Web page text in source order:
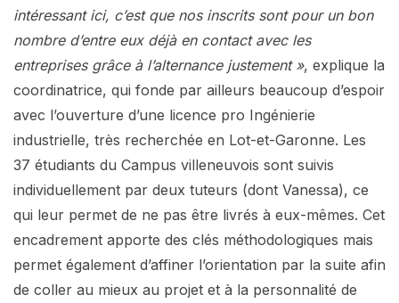
intéressant ici, c’est que nos inscrits sont pour un bon
nombre d’entre eux déjà en contact avec les
entreprises grâce à l’alternance justement », explique la
coordinatrice, qui fonde par ailleurs beaucoup d’espoir
avec l’ouverture d’une licence pro Ingénierie
industrielle, très recherchée en Lot-et-Garonne. Les
37 étudiants du Campus villeneuvois sont suivis
individuellement par deux tuteurs (dont Vanessa), ce
qui leur permet de ne pas être livrés à eux-mêmes. Cet
encadrement apporte des clés méthodologiques mais
permet également d’affiner l’orientation par la suite afin
de coller au mieux au projet et à la personnalité de